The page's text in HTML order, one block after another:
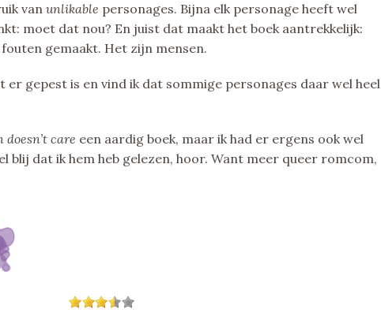
van unlikable personages. Bijna elk personage heeft wel
moet dat nou? En juist dat maakt het boek aantrekkelijk:
gemaakt. Het zijn mensen.
gepest is en vind ik dat sommige personages daar wel heel
care een aardig boek, maar ik had er ergens ook wel
blij dat ik hem heb gelezen, hoor. Want meer queer romcom,